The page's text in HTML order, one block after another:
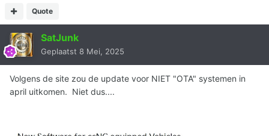
Quote
SatJunk
Geplaatst 8 Mei, 2025
Volgens de site zou de update voor NIET "OTA" systemen in
april uitkomen. Niet dus....